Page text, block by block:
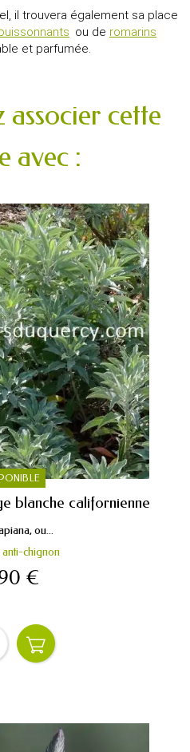
il trouvera également sa place
ou de romarins
et parfumée.
associer cette
avec :
blanche californienne
ou...
anti-chignon
€